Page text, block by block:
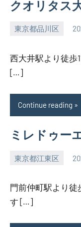
クオリタス
東京都品川区
SEZIMO
西大井駅より徒歩
[…]
Continue reading
ミレドゥー
東京都江東区
SEZIMO
門前仲町駅より徒
す […]